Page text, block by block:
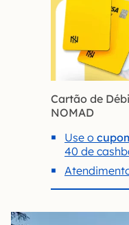
Cartão de
NOMAD
Use o
40 de